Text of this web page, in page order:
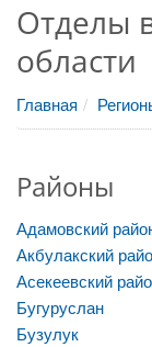
Отделы
области
Главная
Районы
Адамовский
Акбулакский
Асекеевский
Бугуруслан
Бузулук